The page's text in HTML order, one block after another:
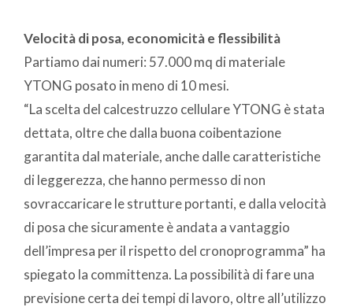
Velocità di posa, economicità e flessibilità
Partiamo dai numeri: 57.000 mq di materiale
YTONG posato in meno di 10 mesi.
“La scelta del calcestruzzo cellulare YTONG è stata
dettata, oltre che dalla buona coibentazione
garantita dal materiale, anche dalle caratteristiche
di leggerezza, che hanno permesso di non
sovraccaricare le strutture portanti, e dalla velocità
di posa che sicuramente è andata a vantaggio
dell’impresa per il rispetto del cronoprogramma” ha
spiegato la committenza. La possibilità di fare una
previsione certa dei tempi di lavoro, oltre all’utilizzo